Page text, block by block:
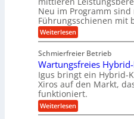
h
i
n
e
n
s
e
H
u
b
e
w
e
g
u
n
g
e
o
t
i
v
e
n
d
M
a
s
c
h
i
r
W
e
r
k
z
e
u
g
k
r
e
i
s
Neu im Programm
Führungsschienen mit
Weiterlesen:
K
g
e
l
s
c
h
i
e
Schmierfreier Betrieb
Wartungsfreies
Igus bringt ein Hybrid-
Xiros auf den Markt,
funktioniert.
Weiterlesen:
W